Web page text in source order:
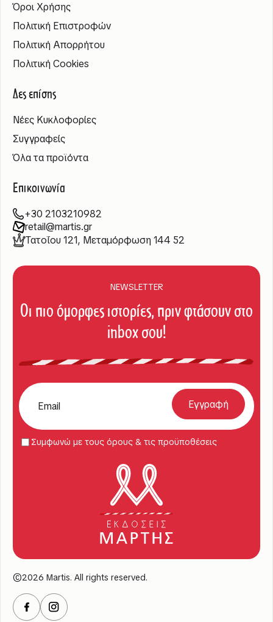
Όροι Χρήσης
Πολιτική Επιστροφών
Πολιτική Απορρήτου
Πολιτική Cookies
Δες επίσης
Νέες Κυκλοφορίες
Συγγραφείς
Όλα τα προϊόντα
Επικοινωνία
+30 2103210982
retail@martis.gr
Τατοΐου 121, Μεταμόρφωση 144 52
NEWSLETTER
Οι πιο όμορφες ιστορίες, πριν φτάσουν στο
inbox σου!
Συμφωνώ με τους όρους & τις προϋποθέσεις
©2026 Martis. All rights reserved.